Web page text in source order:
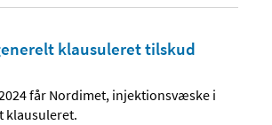
klausuleret tilskud
får Nordimet, injektionsvæske i
klausuleret.